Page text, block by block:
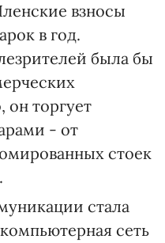
взносы
в год.
была бы
он торгует
- от
стоек
стала
сеть